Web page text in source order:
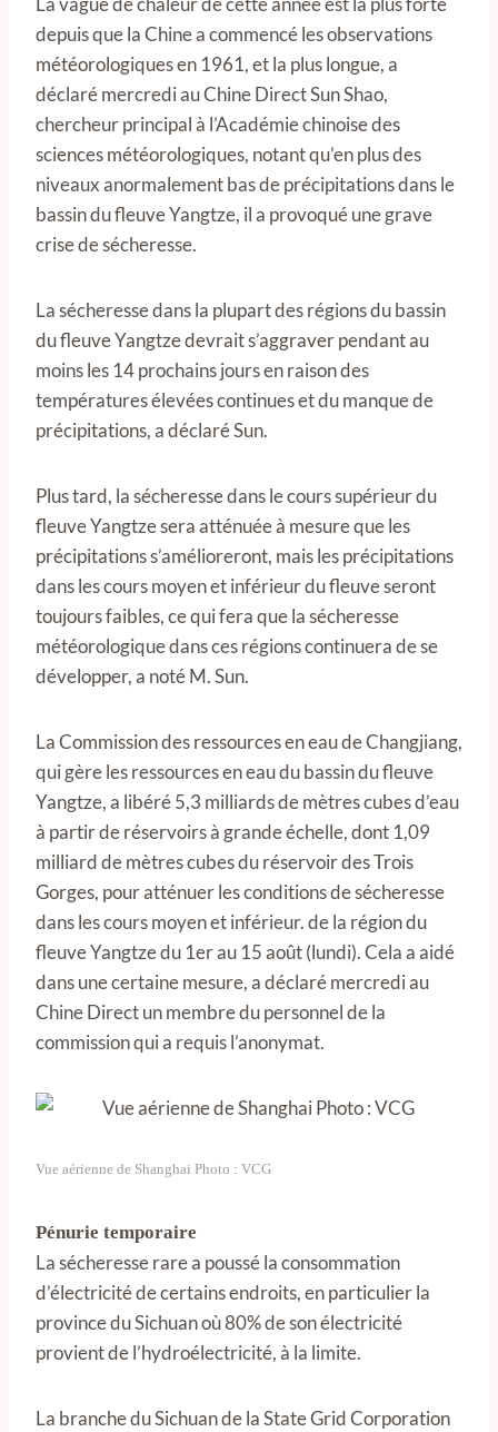
depuis que la Chine a commencé les observations
météorologiques en 1961, et la plus longue, a
déclaré mercredi au Chine Direct Sun Shao,
chercheur principal à l’Académie chinoise des
sciences météorologiques, notant qu’en plus des
niveaux anormalement bas de précipitations dans le
bassin du fleuve Yangtze, il a provoqué une grave
crise de sécheresse.
La sécheresse dans la plupart des régions du bassin
du fleuve Yangtze devrait s’aggraver pendant au
moins les 14 prochains jours en raison des
températures élevées continues et du manque de
précipitations, a déclaré Sun.
Plus tard, la sécheresse dans le cours supérieur du
fleuve Yangtze sera atténuée à mesure que les
précipitations s’amélioreront, mais les précipitations
dans les cours moyen et inférieur du fleuve seront
toujours faibles, ce qui fera que la sécheresse
météorologique dans ces régions continuera de se
développer, a noté M. Sun.
La Commission des ressources en eau de Changjiang,
qui gère les ressources en eau du bassin du fleuve
Yangtze, a libéré 5,3 milliards de mètres cubes d’eau
à partir de réservoirs à grande échelle, dont 1,09
milliard de mètres cubes du réservoir des Trois
Gorges, pour atténuer les conditions de sécheresse
dans les cours moyen et inférieur. de la région du
fleuve Yangtze du 1er au 15 août (lundi). Cela a aidé
dans une certaine mesure, a déclaré mercredi au
Chine Direct un membre du personnel de la
commission qui a requis l’anonymat.
Vue aérienne de Shanghai Photo : VCG
Pénurie temporaire
La sécheresse rare a poussé la consommation
d’électricité de certains endroits, en particulier la
province du Sichuan où 80% de son électricité
provient de l’hydroélectricité, à la limite.
La branche du Sichuan de la State Grid Corporation